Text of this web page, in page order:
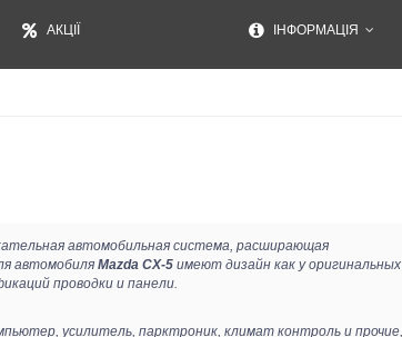
АКЦІЇ ІНФОРМАЦІЯ
автомобильная система, расширающая
автомобиля Mazda CX-5 имеют дизайн как у оригинальных
проводки и панели.
усилитель, парктроник, климат контроль и прочие,